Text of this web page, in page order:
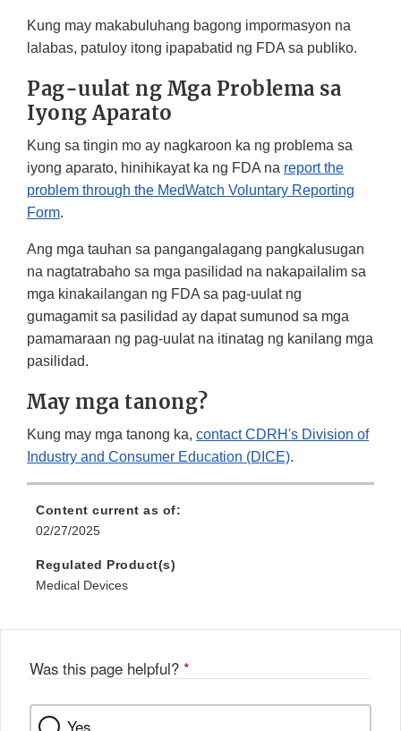
Kung may makabuluhang bagong impormasyon na
lalabas, patuloy itong ipapabatid ng FDA sa publiko.
Pag-uulat ng Mga Problema sa
Iyong Aparato
Kung sa tingin mo ay nagkaroon ka ng problema sa
iyong aparato, hinihikayat ka ng FDA na report the
problem through the MedWatch Voluntary Reporting
Form.
Ang mga tauhan sa pangangalagang pangkalusugan
na nagtatrabaho sa mga pasilidad na nakapailalim sa
mga kinakailangan ng FDA sa pag-uulat ng
gumagamit sa pasilidad ay dapat sumunod sa mga
pamamaraan ng pag-uulat na itinatag ng kanilang mga
pasilidad.
May mga tanong?
Kung may mga tanong ka, contact CDRH's Division of
Industry and Consumer Education (DICE).
Content current as of:
02/27/2025
Regulated Product(s)
Medical Devices
Was this page helpful? *
Yes